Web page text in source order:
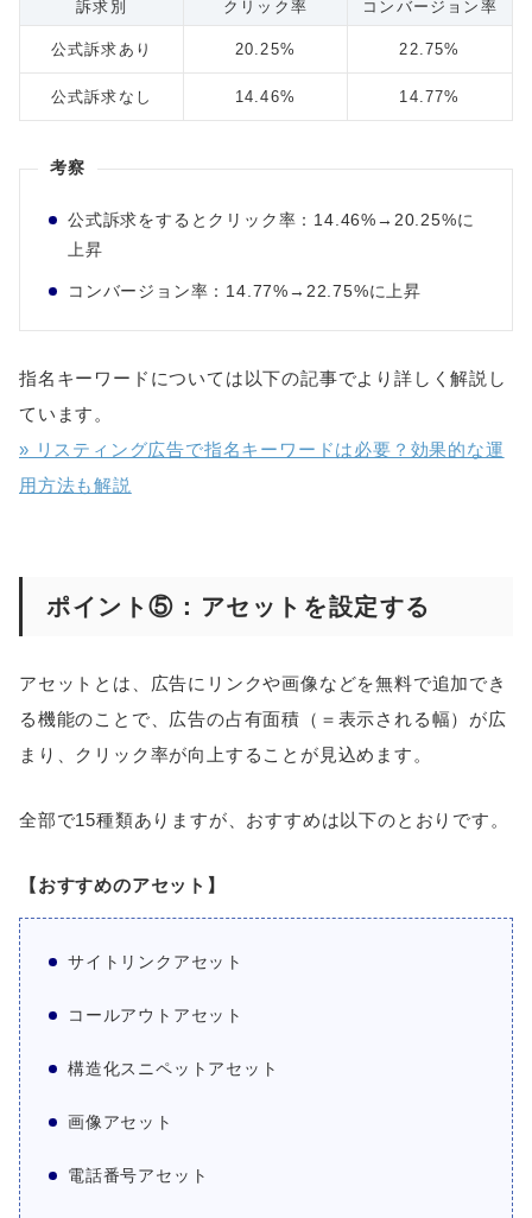
訴求別
クリック率 コンバージョン率
公式訴求あり 20.25% 22.75%
公式訴求なし 14.46% 14.77%
考察
公式訴求をするとクリック率：14.46%→20.25%に
上昇
コンバージョン率：14.77%→22.75%に上昇
指名キーワードについては以下の記事でより詳しく解説し
ています。
» リスティング広告で指名キーワードは必要？効果的な運
用方法も解説
ポイント⑤：アセットを設定する
アセットとは、広告にリンクや画像などを無料で追加でき
る機能のことで、広告の占有面積（＝表示される幅）が広
まり、クリック率が向上することが見込めます。
全部で15種類ありますが、おすすめは以下のとおりです。
【おすすめのアセット】
サイトリンクアセット
コールアウトアセット
構造化スニペットアセット
画像アセット
電話番号アセット